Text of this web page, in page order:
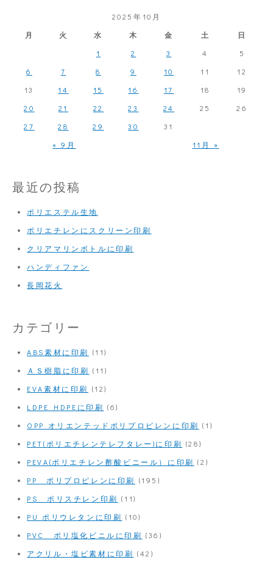
2025年10月
月
火 水 木 金 土 日
« 9月 11月 »
1 2 3 4
5
6
7 8 9 10 11
12
13
14 15 16 17 18
19
20
21 22 23 24 25
26
27
28 29 30 31
最近の投稿
ポリエステル生地
ポリエチレンにスクリーン印刷
クリアマリンボトルに印刷
ハンディファン
長岡花火
カテゴリー
ABS素材に印刷 (11)
ＡＳ樹脂に印刷 (11)
EVA素材に印刷 (12)
LDPE HDPEに印刷 (6)
OPP オリエンテッドポリプロピレンに印刷 (1)
PET(ポリエチレンテレフタレー)に印刷 (28)
PEVA(ポリエチレン酢酸ビニール）に印刷 (2)
PP ポリプロピレンに印刷 (195)
PS ポリスチレン印刷 (11)
PU ポリウレタンに印刷 (10)
PVC ポリ塩化ビニルに印刷 (36)
アクリル・塩ビ素材に印刷 (42)